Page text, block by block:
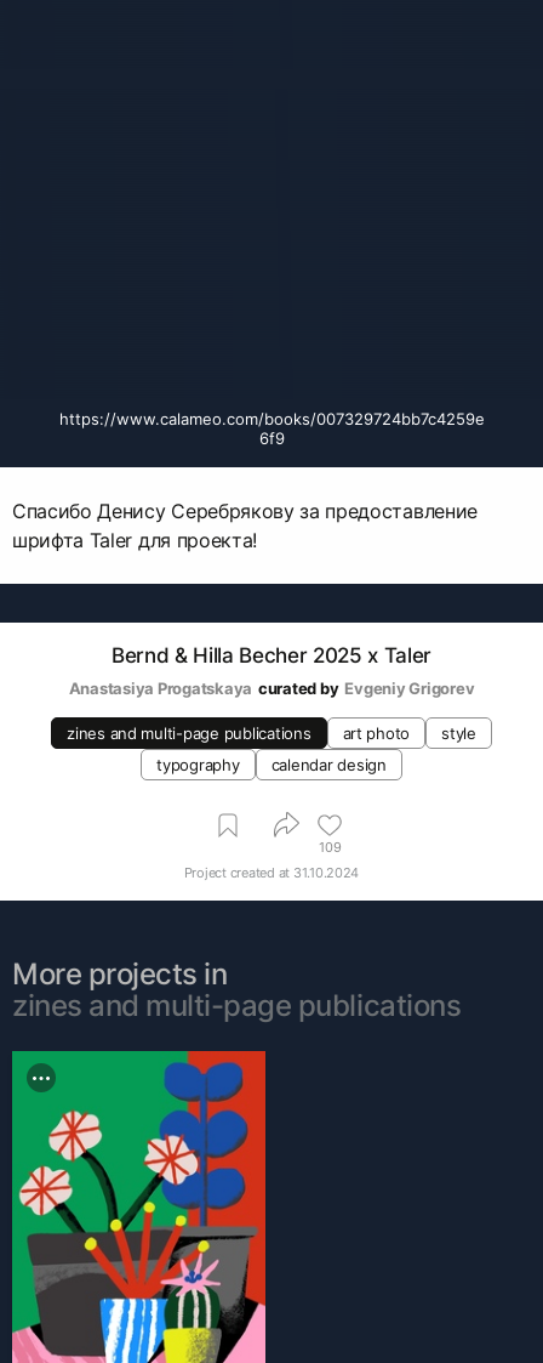
https://www.calameo.com/books/007329724bb7c4259e
6f9
Спасибо Денису Серебрякову за предоставление
шрифта Taler для проекта!
Bernd & Hilla Becher 2025 x Taler
Anastasiya Progatskaya curated by Evgeniy Grigorev
zines and multi-page publications art photo
style
typography
calendar design
109
Project created at 31.10.2024
More projects in
zines and multi-page publications